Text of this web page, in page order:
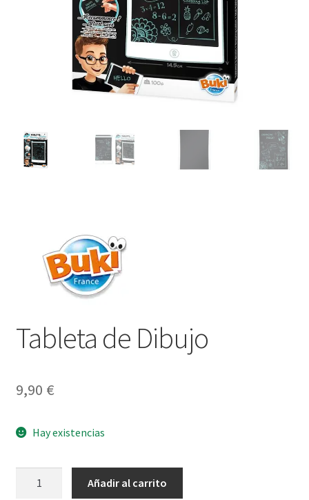
Tableta de Dibujo
9,90 €
Hay existencias
Añadir al carrito